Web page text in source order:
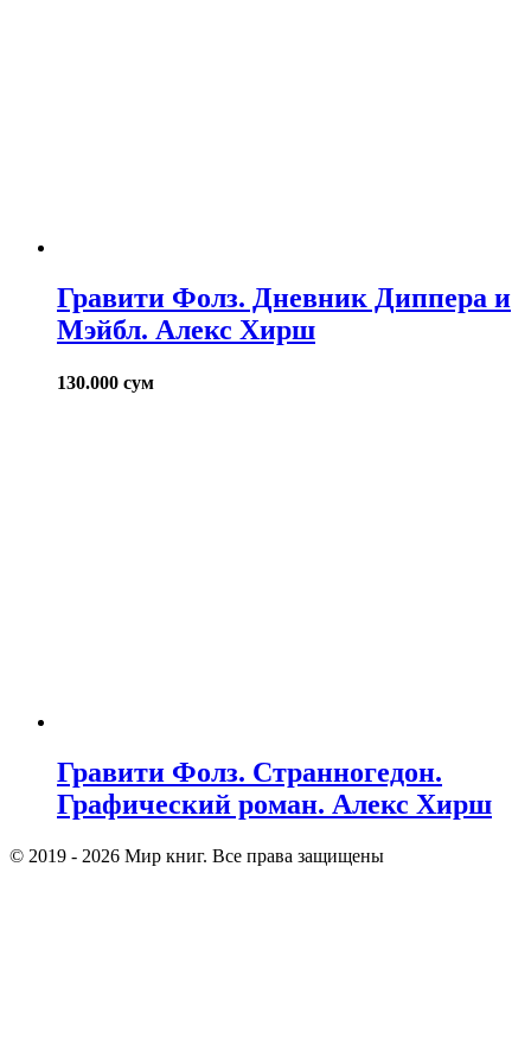
Гравити Фолз. Дневник Диппера и
Мэйбл. Алекс Хирш
130.000 сум
Гравити Фолз. Странногедон.
Графический роман. Алекс Хирш
© 2019 - 2026 Мир книг. Все права защищены